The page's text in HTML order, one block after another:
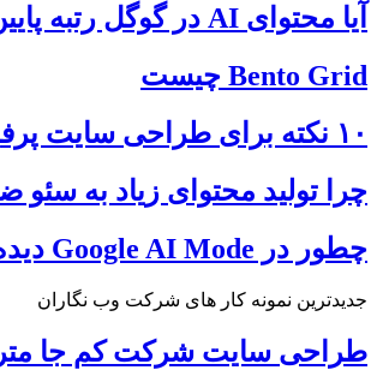
آیا محتوای AI در گوگل رتبه پایین‌تری می‌گیرد
Bento Grid چیست
۱۰ نکته برای طراحی سایت پرفروش
چرا تولید محتوای زیاد به سئو
چطور در Google AI Mode دیده شویم
جدیدترین نمونه کار های شرکت وب نگاران
طراحی سایت شرکت کم جا